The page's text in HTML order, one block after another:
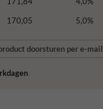
170,05 5,0%
doorsturen per e-mail